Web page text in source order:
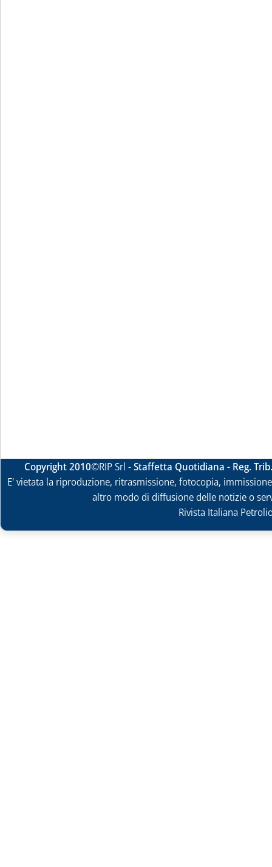
Copyright 2010©RIP Srl -Staffetta Quotidiana - Reg.
E' vietata la riproduzione, ritrasmissione, fotocopia,
altro modo di diffusione delle notizie o
Rivista Italiana